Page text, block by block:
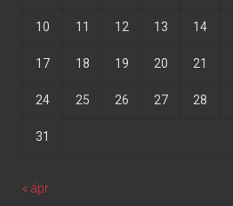
10 11 12 13 14
17 18 19 20 21
24 25 26 27 28
31
« ápr